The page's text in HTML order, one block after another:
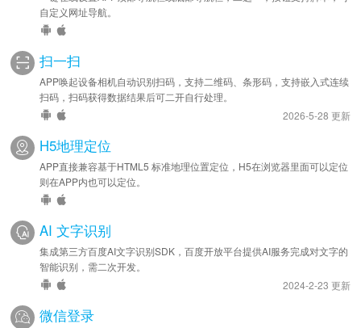
自定义网址导航。
扫一扫
APP唤起设备相机自动识别扫码，支持二维码、条形码，支持嵌入式连续
扫码，扫码获得数据结果后可二开自行处理。
2026-5-28 更新
H5地理定位
APP直接兼容基于HTML5 标准地理位置定位，H5在浏览器里面可以定位
则在APP内也可以定位。
AI 文字识别
集成第三方百度AI文字识别SDK，百度开放平台提供AI服务完成对文字的
智能识别，需二次开发。
2024-2-23 更新
微信登录